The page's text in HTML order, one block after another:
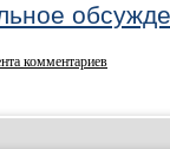
комментариев